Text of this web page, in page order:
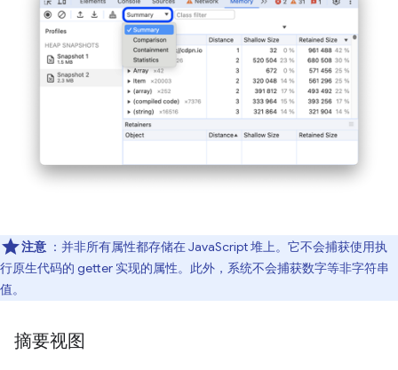
注意 ：并非所有属性都存储在 JavaScript 堆上。它不会捕获使用执
行原生代码的 getter 实现的属性。此外，系统不会捕获数字等非字符串
值。
摘要视图